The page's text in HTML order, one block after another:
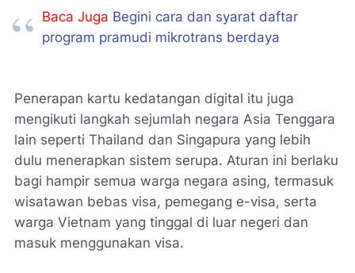
Baca Juga Begini cara dan syarat daftar
program pramudi mikrotrans berdaya
Penerapan kartu kedatangan digital itu juga
mengikuti langkah sejumlah negara Asia Tenggara
lain seperti Thailand dan Singapura yang lebih
dulu menerapkan sistem serupa. Aturan ini berlaku
bagi hampir semua warga negara asing, termasuk
wisatawan bebas visa, pemegang e-visa, serta
warga Vietnam yang tinggal di luar negeri dan
masuk menggunakan visa.